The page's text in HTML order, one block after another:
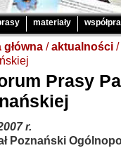
materiały
/aktualności /
Prasy
r.
Poznański